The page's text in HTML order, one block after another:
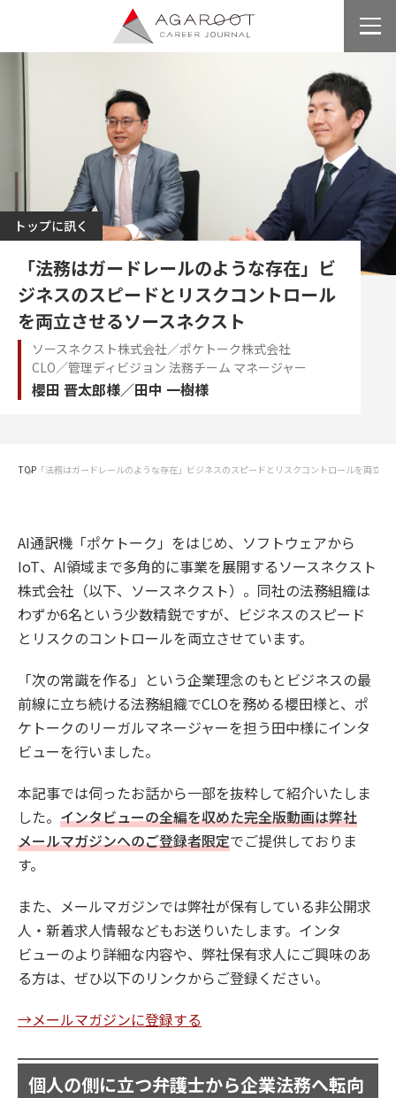
トップに訊く
「法務はガードレールのような存在」ビ
ジネスのスピードとリスクコントロール
を両立させるソースネクスト
ソースネクスト株式会社／ポケトーク株式会社
CLO／管理ディビジョン 法務チーム マネージャー
櫻田 晋太郎様／田中 一樹様
TOP 「法務はガードレールのような存在」ビジネスのスピードとリスクコントロールを両立さ
AI通訳機「ポケトーク」をはじめ、ソフトウェアから
IoT、AI領域まで多角的に事業を展開するソースネクスト
株式会社（以下、ソースネクスト）。同社の法務組織は
わずか6名という少数精鋭ですが、ビジネスのスピード
とリスクのコントロールを両立させています。
「次の常識を作る」という企業理念のもとビジネスの最
前線に立ち続ける法務組織でCLOを務める櫻田様と、ポ
ケトークのリーガルマネージャーを担う田中様にインタ
ビューを行いました。
本記事では伺ったお話から一部を抜粋して紹介いたしま
した。 インタビューの全編を収めた完全版動画は弊社
メールマガジンへのご登録者限定でご提供しておりま
す。
また、メールマガジンでは弊社が保有している非公開求
人・新着求人情報などもお送りいたします。インタ
ビューのより詳細な内容や、弊社保有求人にご興味のあ
る方は、ぜひ以下のリンクからご登録ください。
→メールマガジンに登録する
個人の側に立つ弁護士から企業法務へ転向